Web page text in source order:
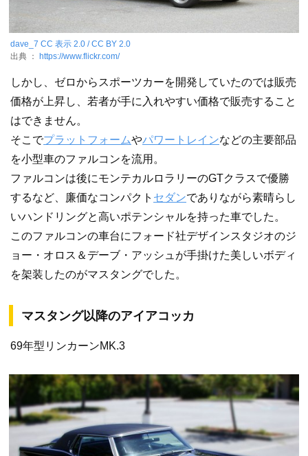
dave_7 CC 表示 2.0 / CC BY 2.0
出典 ： https://www.flickr.com/
しかし、ゼロからスポーツカーを開発していたのでは販売
価格が上昇し、若者が手に入れやすい価格で販売すること
はできません。
そこでプラットフォームやパワートレインなどの主要部品
を小型車のファルコンを流用。
ファルコンは後にモンテカルロラリーのGTクラスで優勝
するなど、廉価なコンパクト セダンでありながら素晴らし
いハンドリングと高いポテンシャルを持った車でした。
このファルコンの車台にフォード社デザインスタジオのジ
ョー・オロス＆デーブ・アッシュが手掛けた美しいボディ
を架装したのがマスタングでした。
マスタング以降のアイアコッカ
69年型リンカーンMK.3